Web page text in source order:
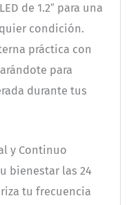
de 1.2″ para una
condición.
práctica con
para
durante tus
y Continuo
bienestar las 24
tu frecuencia